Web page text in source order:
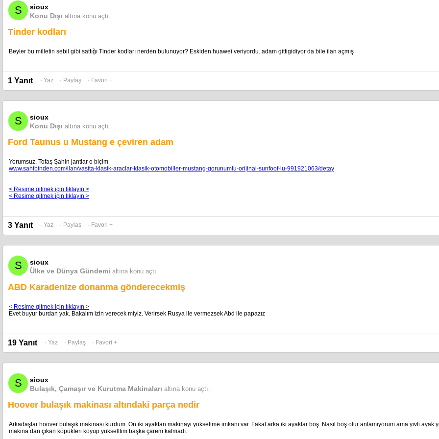
S
sioux
Konu Dışı altına konu açtı.
Tinder kodları
Beyler bu milletin sebil gibi sattığı Tinder kodları nerden bulunuyor? Eskiden huawei veriyordu. adam gittigidiyor da bile ilan açmış
1 Yanıt · Yaz · Paylaş · Favori +
S
sioux
Konu Dışı altına konu açtı.
Ford Taunus u Mustang e çeviren adam
Yorumsuz. Tofaş Şahin jantlar o biçim
www.sahibinden.com/ilan/vasita-klasik-araclar-klasik-otomobiller-mustang-gorunumlu-orijinal-sunfoof-lu-991921063/detay
< Resime gitmek için tıklayın >
< Resime gitmek için tıklayın >
3 Yanıt · Yaz · Paylaş · Favori +
S
sioux
Ülke ve Dünya Gündemi altına konu açtı.
ABD Karadenize donanma gönderecekmiş
< Resime gitmek için tıklayın >
Evet buyur burdan yak. Bakalım izin verecek miyiz. Verirsek Rusya ile vermezsek Abd ile papazız
19 Yanıt · Yaz · Paylaş · Favori +
S
sioux
Bulaşık, Çamaşır ve Kurutma Makinaları altına konu açtı.
Hoover bulaşık makinası altındaki parça nedir
Arkadaşlar hoover bulaşık makinası kurdum. On iki ayaktan makinayi yükseltme imkanı var. Fakat arka iki ayaklar boş. Nasıl boş olur anlamıyorum ama yivli
makina dan çıkan köpükleri koyup yukselttim başka çarem kalmadı.